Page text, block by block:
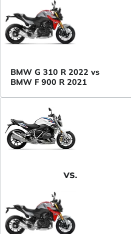
BMW G 310 R 2022 vs
BMW F 900 R 2021
VS.